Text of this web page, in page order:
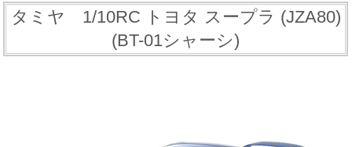
タミヤ 1/10RC トヨタ スープラ (JZA80)
(BT-01シャーシ)